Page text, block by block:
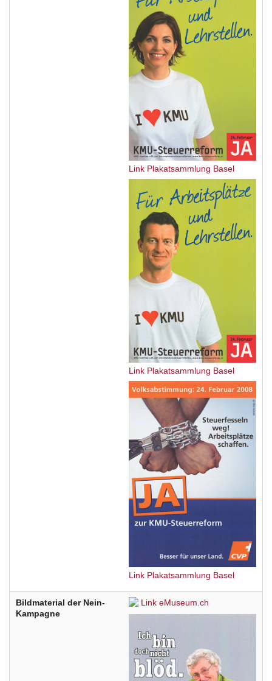
Link Plakatsammlung Basel
Link Plakatsammlung Basel
Link Plakatsammlung Basel
Bildmaterial der Nein-
Kampagne
Link eMuseum.ch